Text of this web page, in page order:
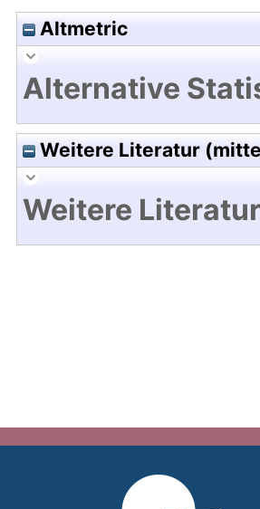
Altmetric
Alternative
Weitere Literatur
Weitere